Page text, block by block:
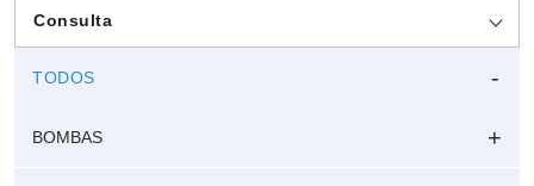
Consulta
TODOS
BOMBAS